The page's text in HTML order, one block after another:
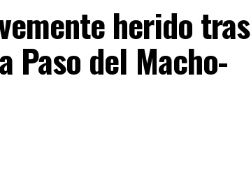
herido tras
Paso del Macho-